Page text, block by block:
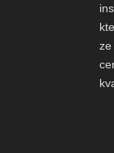
ze